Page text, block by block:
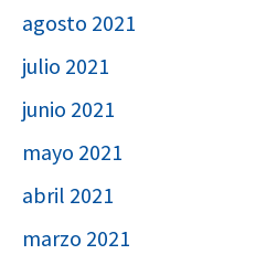
agosto 2021
julio 2021
junio 2021
mayo 2021
abril 2021
marzo 2021